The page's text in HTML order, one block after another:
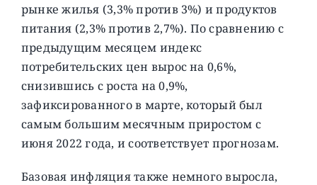
рынке жилья (3,3% против 3%) и продуктов
питания (2,3% против 2,7%). По сравнению с
предыдущим месяцем индекс
потребительских цен вырос на 0,6%,
снизившись с роста на 0,9%,
зафиксированного в марте, который был
самым большим месячным приростом с
июня 2022 года, и соответствует прогнозам.
Базовая инфляция также немного выросла,